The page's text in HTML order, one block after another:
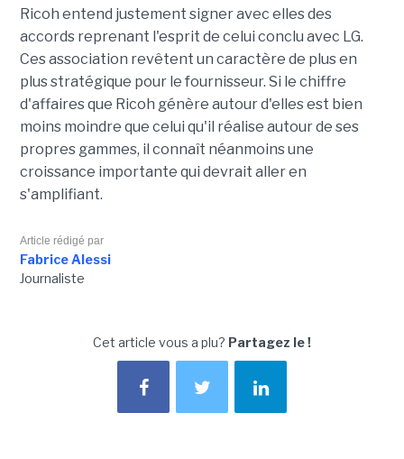
Ricoh entend justement signer avec elles des
accords reprenant l'esprit de celui conclu avec LG.
Ces association revêtent un caractère de plus en
plus stratégique pour le fournisseur. Si le chiffre
d'affaires que Ricoh génère autour d'elles est bien
moins moindre que celui qu'il réalise autour de ses
propres gammes, il connaît néanmoins une
croissance importante qui devrait aller en
s'amplifiant.
Article rédigé par
Fabrice Alessi
Journaliste
Cet article vous a plu? Partagez le !